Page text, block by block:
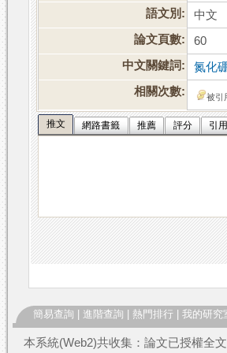
語文別:
中文
論文頁數:
60
中文關鍵詞:
氮化硼
相關次數:
被引
推文 網路書籤 推薦 評分 引
簡易查詢 進階查詢 熱門排行 我的研究
本系統(Web2)共收集：論文已授權全文